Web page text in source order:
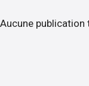
Aucune publication